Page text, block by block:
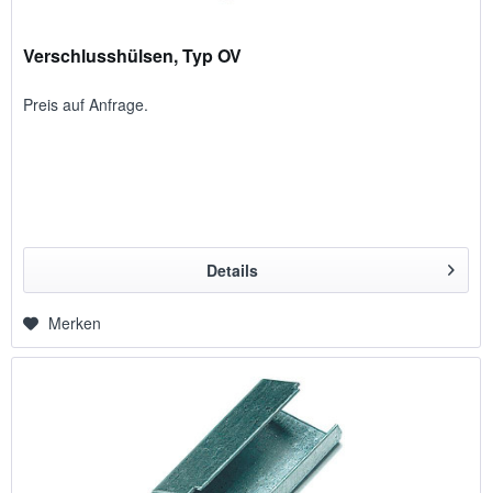
Verschlusshülsen, Typ OV
Preis auf Anfrage.
Details
Merken